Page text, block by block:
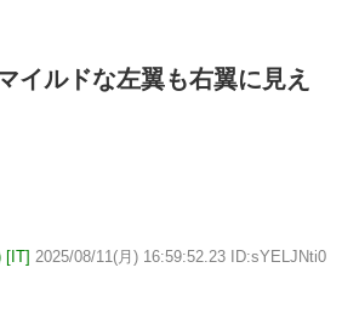
イルドな左翼も右翼に見え
[IT] 2025/08/11(月) 16:59:52.23 ID:sYELJNti0